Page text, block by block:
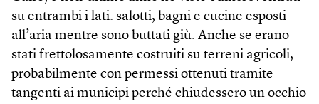
su entrambi i lati: salotti, bagni e cucine esposti
all’aria mentre sono buttati giù. Anche se erano
stati frettolosamente costruiti su terreni agricoli,
probabilmente con permessi ottenuti tramite
tangenti ai municipi perché chiudessero un occhio